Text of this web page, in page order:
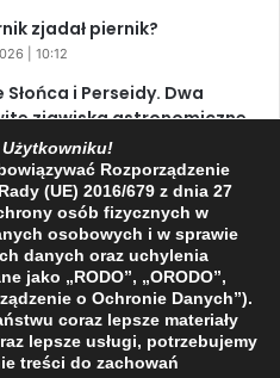
zjadał piernik?
| 10:12
Słońca i Perseidy. Dwa
zjawiska astronomiczne
dnia!
| 15:39
YouTube
Rozporządzenie
(UE) 2016/679 z dnia 27
osób fizycznych w
osobowych i w sprawie
danych oraz uchylenia
jako „RODO”, „ORODO”,
o Ochronie Danych”).
coraz lepsze materiały
lepsze usługi, potrzebujemy
treści do zachowań